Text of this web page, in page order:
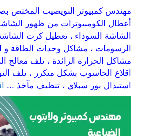
مهندس كمبيوتر النويصيب المختص
أعطال الكومبيوترات من ظهور
الشاشة السوداء ، تعطيل كرت
الرسومات ، مشاكل وحدات الطاقة و
مشاكل الحرارة الزائدة ، تلف معالج
اقلاع الحاسوب بشكل متكرر ، تلف
استبدال بور سبلاي ، تنظيف مآخذ ...